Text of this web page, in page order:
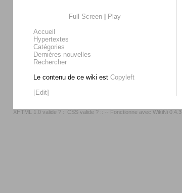
Full Screen
Play
Accueil
Hypertextes
Catégories
Dernières nouvelles
Rechercher
Le contenu de ce wiki est Copyleft
[Edit]
XHTML 1.0 valide ? :: CSS valide ? :: -- Fonctionne avec WikiNi 0.4.3